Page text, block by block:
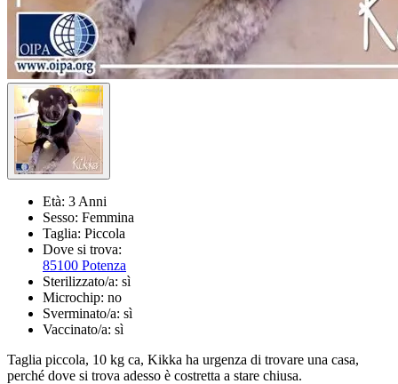
Età: 3 Anni
Sesso: Femmina
Taglia: Piccola
Dove si trova:
85100 Potenza
Sterilizzato/a: sì
Microchip: no
Sverminato/a: sì
Vaccinato/a: sì
Taglia piccola, 10 kg ca, Kikka ha urgenza di trovare una casa,
perché dove si trova adesso è costretta a stare chiusa.